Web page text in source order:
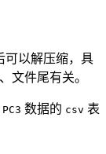
可以解压缩，具
文件尾有关。
数据的 csv 表